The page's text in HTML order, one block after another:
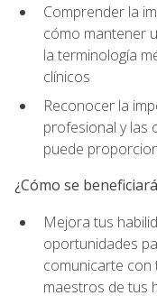
Comprender la
cómo mantener
la terminología
clínicos
Reconocer la
profesional y las
puede
¿Cómo se
Mejora tus
oportunidades
comunicarte con
maestros de tus